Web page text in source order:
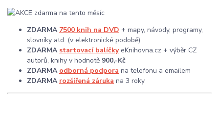
ZDARMA 7500 knih na DVD + mapy, návody, programy,
slovníky atd. (v elektronické podobě)
ZDARMA startovací balíčkyeKnihovna.cz + výběr CZ
autorů, knihy v hodnotě 900,-Kč
ZDARMA odborná podpora na telefonu a emailem
ZDARMA rozšířená záruka na 3 roky